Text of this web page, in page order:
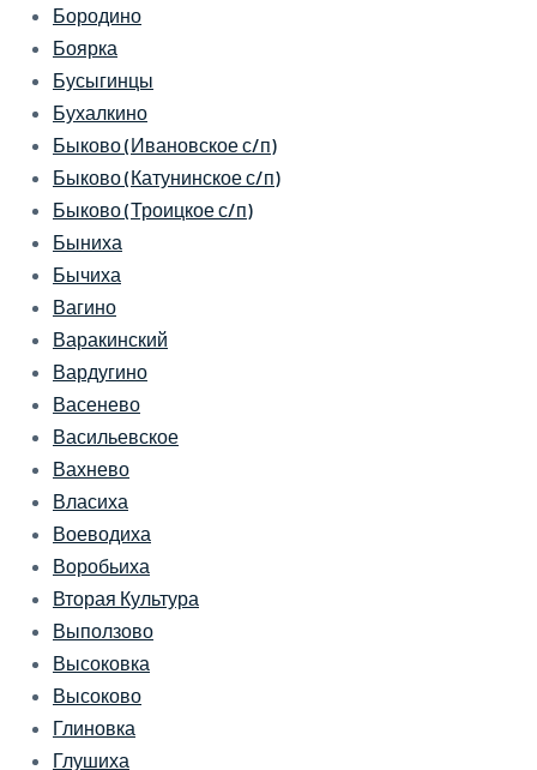
Бородино
Боярка
Бусыгинцы
Бухалкино
Быково (Ивановское с/п)
Быково (Катунинское с/п)
Быково (Троицкое с/п)
Быниха
Бычиха
Вагино
Варакинский
Вардугино
Васенево
Васильевское
Вахнево
Власиха
Воеводиха
Воробьиха
Вторая Культура
Выползово
Высоковка
Высоково
Глиновка
Глушиха